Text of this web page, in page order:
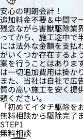
安心の明朗会計！
追加料金不要＆中間マ
残念ながら害獣駆除業
ってから、施工途中で
には法外な金額を支払
がいくつか存在するよ
案を行うことはありま
は一切追加費用は掛か
また、当社は自社で広
質の高い施工を安く提
頼ください。
「初めてイタチ駆除
無料相談から駆除完了
STEP1
無料相談